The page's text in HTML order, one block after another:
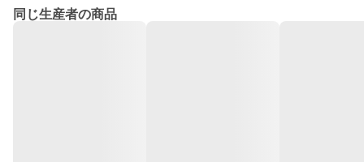
同じ生産者の商品